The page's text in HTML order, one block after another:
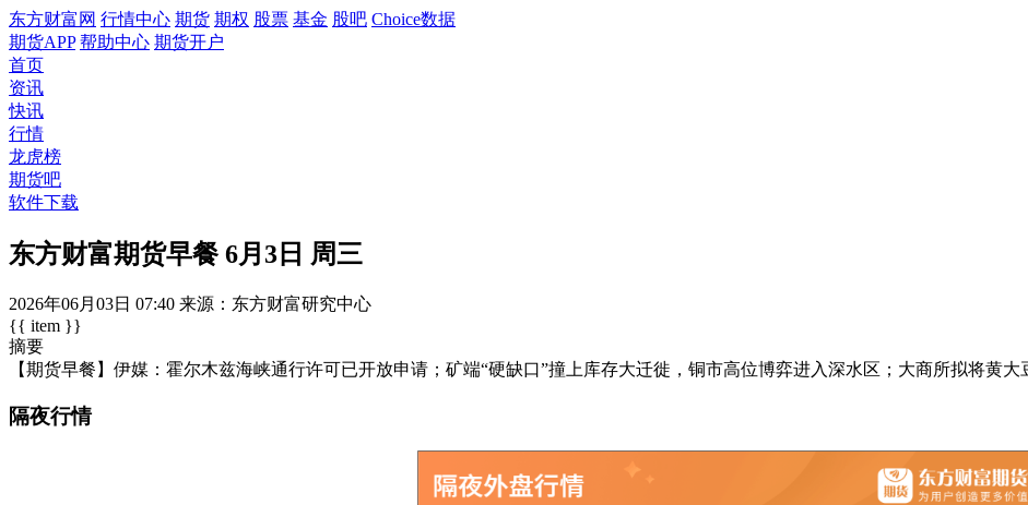
东方财富网 行情中心 期货 期权 股票 基金 股吧 Choice数据
期货APP 帮助中心 期货开户
首页
资讯
快讯
行情
龙虎榜
期货吧
软件下载
东方财富期货早餐 6月3日 周三
2026年06月03日 07:40 来源：东方财富研究中心
{{ item }}
摘要
【期货早餐】伊媒：霍尔木兹海峡通行许可已开放申请；矿端“硬缺口”撞上库存大迁徙，铜市高位博弈进入深水区；大商所拟将黄大
隔夜行情